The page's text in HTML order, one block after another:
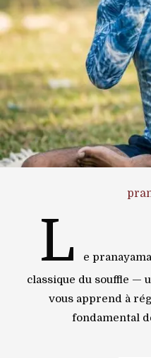
L
e
classique du souffle —
vous apprend à
fondamental